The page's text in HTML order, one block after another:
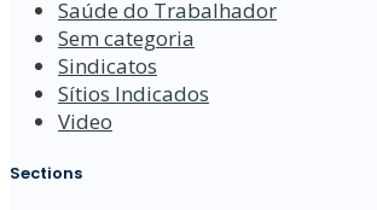
Saúde do Trabalhador
Sem categoria
Sindicatos
Sítios Indicados
Video
Sections